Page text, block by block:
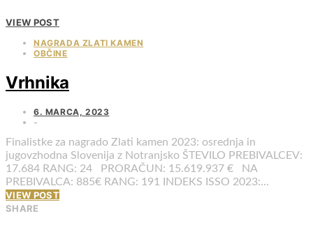
VIEW POST
NAGRADA ZLATI KAMEN
OBČINE
Vrhnika
6. MARCA, 2023
Finalistke za nagrado Zlati kamen 2023: osrednja in
jugovzhodna Slovenija z Notranjsko ŠTEVILO PREBIVALCEV:
17.684 RANG: 24 PRORAČUN: 15.619.937 € NA
PREBIVALCA: 885€ RANG: 191 INDEKS ISSO 2023:…
VIEW POST
SHARE